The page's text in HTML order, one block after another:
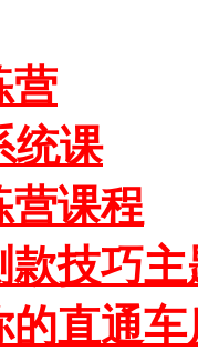
营
统课
营课程
技巧主
的直通